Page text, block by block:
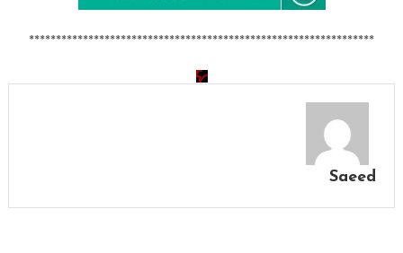
****************************************************************
Saeed